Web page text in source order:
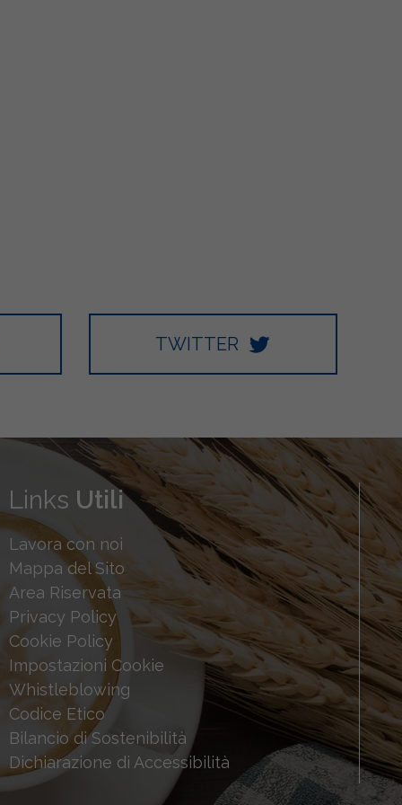
TWITTER
Links Utili
Lavora con noi
Mappa del Sito
Area Riservata
Privacy Policy
Cookie Policy
Impostazioni Cookie
Whistleblowing
Codice Etico
Bilancio di Sostenibilità
Dichiarazione di Accessibilità